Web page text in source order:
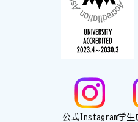
公式Instagram学生